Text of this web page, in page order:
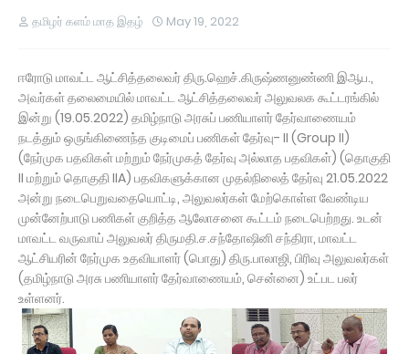
தமிழர் களம் மாத இதழ் May 19, 2022
ஈரோடு மாவட்ட ஆட்சித்தலைவர் திரு.ஹெச்.கிருஷ்ணனுண்ணி இஆப.,
அவர்கள் தலைமையில் மாவட்ட ஆட்சித்தலைவர் அலுவலக கூட்டரங்கில்
இன்று (19.05.2022) தமிழ்நாடு அரசுப் பணியாளர் தேர்வாணையம்
நடத்தும் ஒருங்கிணைந்த குடிமைப் பணிகள் தேர்வு- II (Group II)
(நேர்முக பதவிகள் மற்றும் நேர்முகத் தேர்வு அல்லாத பதவிகள்) (தொகுதி
II மற்றும் தொகுதி IIA) பதவிகளுக்கான முதல்நிலைத் தேர்வு 21.05.2022
அன்று நடைபெறுவதையொட்டி, அலுவலர்கள் மேற்கொள்ள வேண்டிய
முன்னேற்பாடு பணிகள் குறித்த ஆலோசனை கூட்டம் நடைபெற்றது. உடன்
மாவட்ட வருவாய் அலுவலர் திருமதி.ச.சந்தோஷினி சந்திரா, மாவட்ட
ஆட்சியரின் நேர்முக உதவியாளர் (பொது) திரு.பாலாஜி, பிரிவு அலுவலர்கள்
(தமிழ்நாடு அரசு பணியாளர் தேர்வாணையம், சென்னை) உட்பட பலர்
உள்ளனர்.